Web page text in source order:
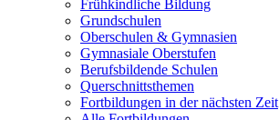
Frühkindliche Bildung
Grundschulen
Oberschulen & Gymnasien
Gymnasiale Oberstufen
Berufsbildende Schulen
Querschnittsthemen
Fortbildungen in der nächsten Zeit